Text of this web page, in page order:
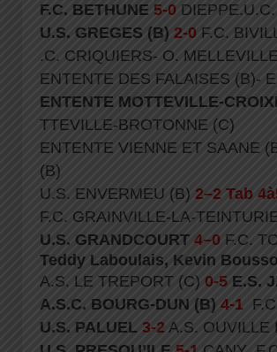
F.C. BETHUNE 5-0 DIEPPE.U.C.
U.S. GREGES (B) 2-0 F.C.
.C. CRIQUIERS- O. MELLEVILLE
ENTENTE DES FALAISES (B)-
ENTENTE MOTTEVILLE-
TTEVILLE-BROTONNE (C)
ENTENTE VIENNE ET SAANE
(B)
U.S. ENVERMEU (B) 2–2 Tab
F.C. GRAINVILLE-LA-
U.S. GRANDCOURT 4–0 F.C.
Teddy Laboulais, Kevin
A.S. LE TREPORT (C) 0-5 E.S.
A.S.C. BOURG-DUN (B) 4-1
U.S. PALUEL 3-2 A.S. OUVILLE